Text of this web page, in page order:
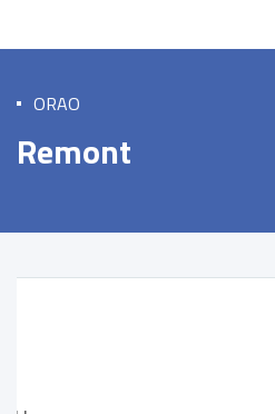
ORAO
Remont